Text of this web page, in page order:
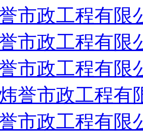
市政工程有限
市政工程有限
市政工程有限
誉市政工程有
市政工程有限